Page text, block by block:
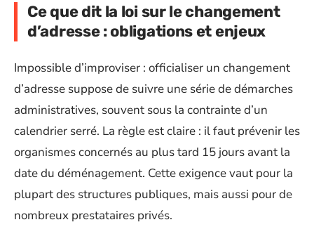
Ce que dit la loi sur le changement
d’adresse : obligations et enjeux
Impossible d’improviser : officialiser un changement
d’adresse suppose de suivre une série de démarches
administratives, souvent sous la contrainte d’un
calendrier serré. La règle est claire : il faut prévenir les
organismes concernés au plus tard 15 jours avant la
date du déménagement. Cette exigence vaut pour la
plupart des structures publiques, mais aussi pour de
nombreux prestataires privés.